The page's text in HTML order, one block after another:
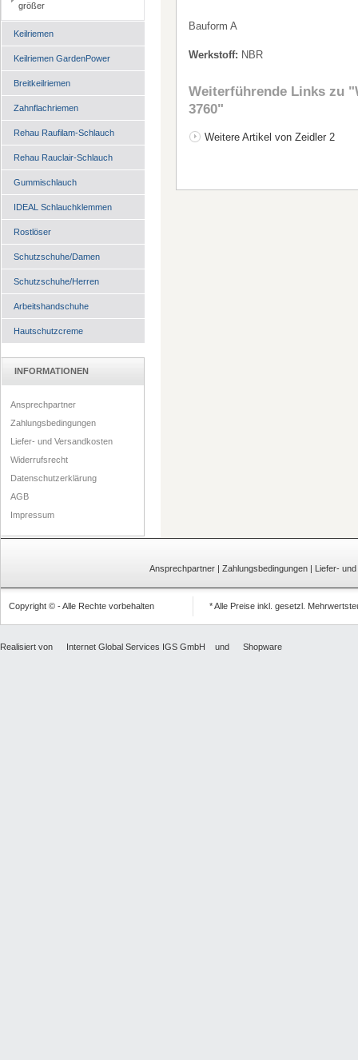
größer
Keilriemen
Keilriemen GardenPower
Breitkeilriemen
Zahnflachriemen
Rehau Raufilam-Schlauch
Rehau Rauclair-Schlauch
Gummischlauch
IDEAL Schlauchklemmen
Rostlöser
Schutzschuhe/Damen
Schutzschuhe/Herren
Arbeitshandschuhe
Hautschutzcreme
INFORMATIONEN
Ansprechpartner
Zahlungsbedingungen
Liefer- und Versandkosten
Widerrufsrecht
Datenschutzerklärung
AGB
Impressum
Bauform A
Werkstoff: NBR
Weiterführende Links zu
3760"
Weitere Artikel von Zeidler 2
Ansprechpartner | Zahlungsbedingungen | Liefer-
Copyright © - Alle Rechte vorbehalten * Alle Preise inkl. gesetzl.
Realisiert von Internet Global Services IGS GmbH und Shopware